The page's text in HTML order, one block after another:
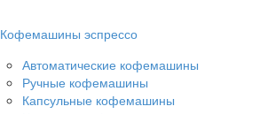
Кофемашины эспрессо
Автоматические кофемашины
Ручные кофемашины
Капсульные кофемашины